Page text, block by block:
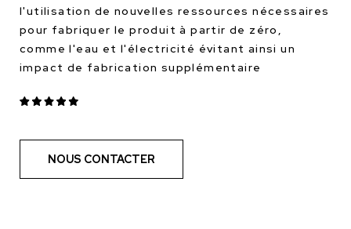
l'utilisation de nouvelles ressources nécessaires
pour fabriquer le produit à partir de zéro,
comme l'eau et l'électricité évitant ainsi un
impact de fabrication supplémentaire
NOUS CONTACTER